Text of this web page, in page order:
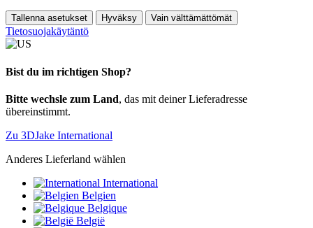
Tallenna asetukset Hyväksy Vain välttämättömät
Tietosuojakäytäntö
Bist du im richtigen Shop?
Bitte wechsle zum Land, das mit deiner Lieferadresse
übereinstimmt.
Zu 3DJake International
Anderes Lieferland wählen
International
Belgien
Belgique
België